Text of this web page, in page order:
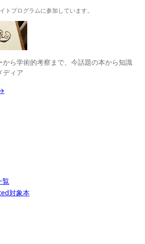
プログラムに参加しています。
ら学術的考察まで、今話題の本から知識
ディア
覧
対象本